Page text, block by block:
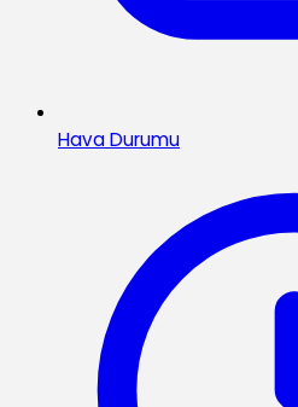
Hava Durumu